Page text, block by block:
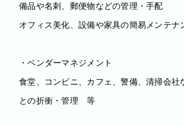
備品や名刺、郵便物などの管理・手配
オフィス美化、設備や家具の簡易メンテ
・ベンダーマネジメント
食堂、コンビニ、カフェ、警備、清掃会社
との折衝・管理 等